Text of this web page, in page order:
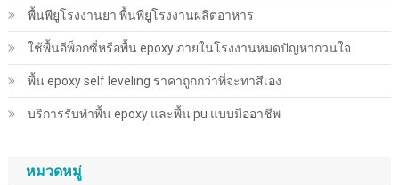
จะ
เสีย
เงิน
ฟรีๆ
พื้นพียู​โรงงานยา พื้นพียู​โรงงานผลิตอาหาร
ใช้พื้นอีพ็อกซี่หรือพื้น epoxy ภายในโรงงานหมดปัญหากวนใจ
พื้น epoxy self leveling ราคาถูกกว่าที่จะทาสีเอง
บริการรับทำพื้น epoxy และพื้น pu แบบมืออาชีพ
หมวดหมู่